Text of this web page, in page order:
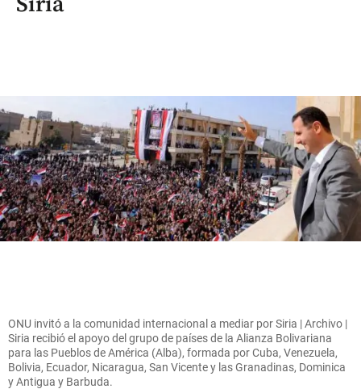
ONU invitó a la comunidad internacional a mediar por Siria | Archivo |
Siria recibió el apoyo del grupo de países de la Alianza Bolivariana
para las Pueblos de América (Alba), formada por Cuba, Venezuela,
Bolivia, Ecuador, Nicaragua, San Vicente y las Granadinas, Dominica
y Antigua y Barbuda.